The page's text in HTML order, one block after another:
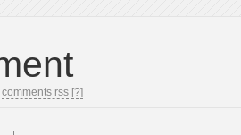
comments rss [?]